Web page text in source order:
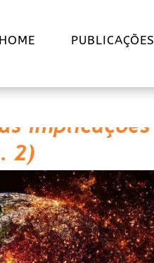
HOME PUBLICAÇÕES